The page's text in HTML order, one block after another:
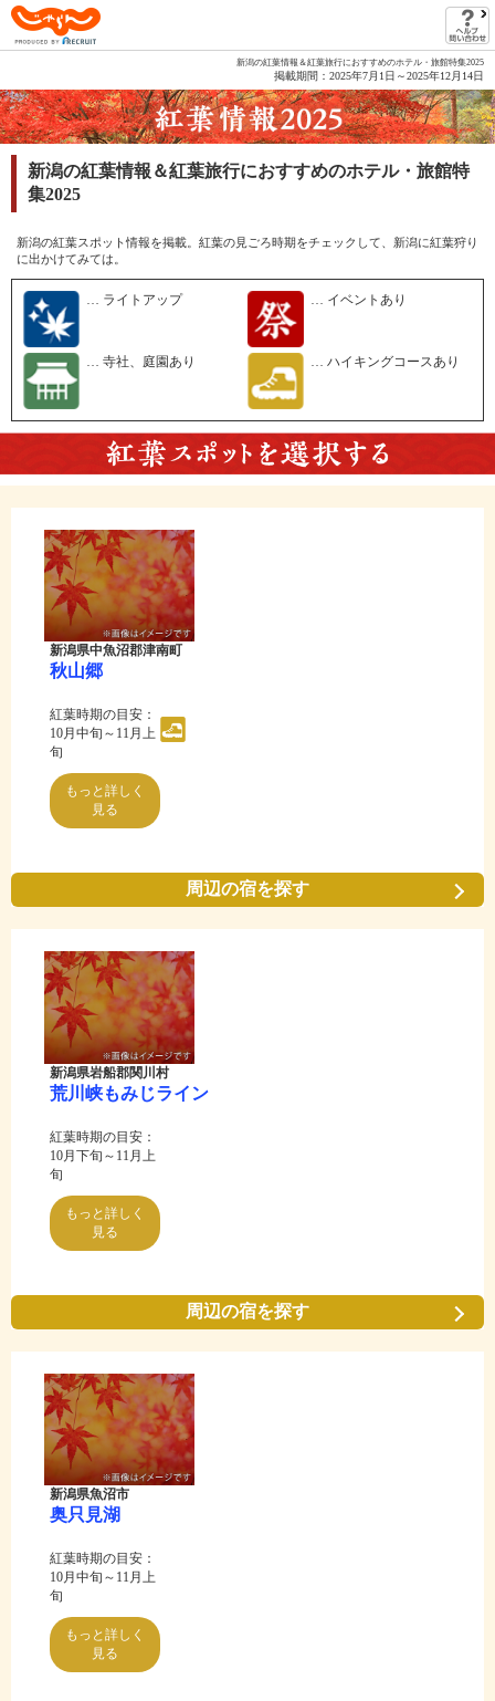
新潟の紅葉情報＆紅葉旅行におすすめのホテル・旅館特集2025
掲載期間：2025年7月1日～2025年12月14日
新潟の紅葉情報＆紅葉旅行におすすめのホテル・旅館特
集2025
新潟の紅葉スポット情報を掲載。紅葉の見ごろ時期をチェックして、新潟に紅葉狩り
に出かけてみては。
… ライトアップ … イベントあり
… 寺社、庭園あり … ハイキングコースあり
新潟県中魚沼郡津南町
秋山郷
紅葉時期の目安：
10月中旬～11月上
旬
もっと詳しく
見る
周辺の宿を探す
新潟県岩船郡関川村
荒川峡もみじライン
紅葉時期の目安：
10月下旬～11月上
旬
もっと詳しく
見る
周辺の宿を探す
新潟県魚沼市
奥只見湖
紅葉時期の目安：
10月中旬～11月上
旬
もっと詳しく
見る